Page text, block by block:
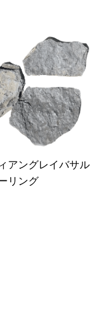
アングレイバサル
リング